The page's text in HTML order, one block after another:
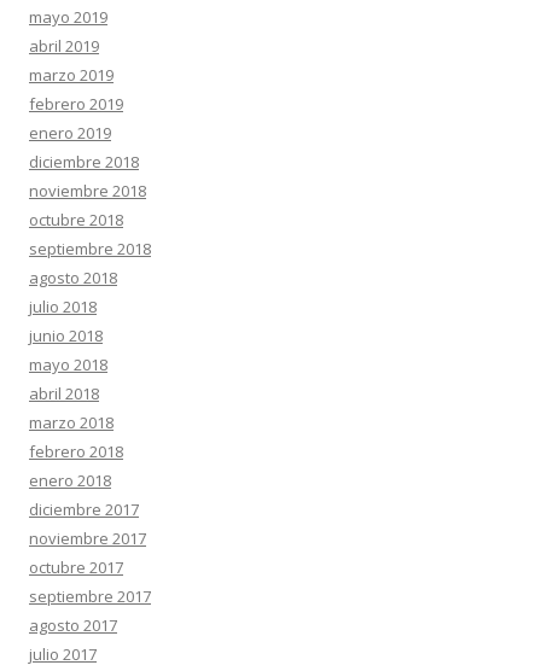
mayo 2019
abril 2019
marzo 2019
febrero 2019
enero 2019
diciembre 2018
noviembre 2018
octubre 2018
septiembre 2018
agosto 2018
julio 2018
junio 2018
mayo 2018
abril 2018
marzo 2018
febrero 2018
enero 2018
diciembre 2017
noviembre 2017
octubre 2017
septiembre 2017
agosto 2017
julio 2017